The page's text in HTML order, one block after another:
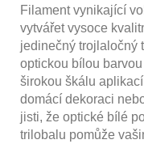
Filament vynikající
vytvářet vysoce
jedinečný trojlaločný
optickou bílou
širokou škálu
domácí dekoraci
jisti, že optické bílé
trilobalu pomůže